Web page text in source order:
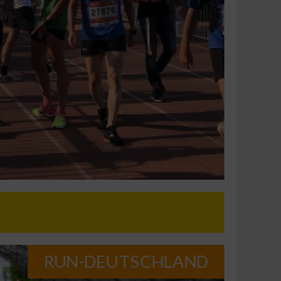
RUN-DEUTSCHLAND